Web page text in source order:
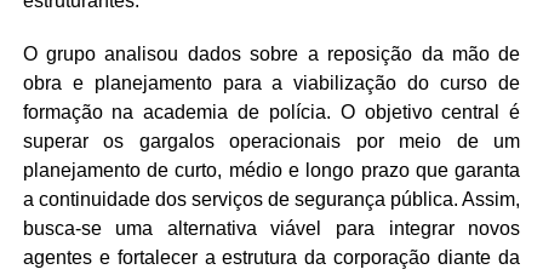
O grupo analisou dados sobre a reposição da mão de
obra e planejamento para a viabilização do curso de
formação na academia de polícia. O objetivo central é
superar os gargalos operacionais por meio de um
planejamento de curto, médio e longo prazo que garanta
a continuidade dos serviços de segurança pública. Assim,
busca-se uma alternativa viável para integrar novos
agentes e fortalecer a estrutura da corporação diante da